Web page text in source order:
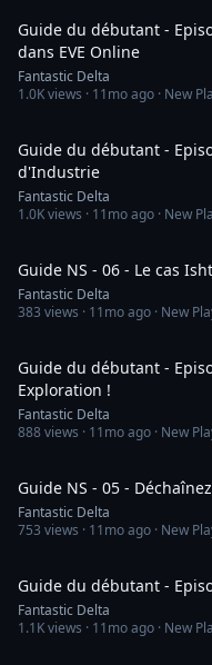
Guide du débutant -
dans EVE Online
Fantastic Delta
1.0Kviews · 11mo ago · New
Guide du débutant -
d'Industrie
Fantastic Delta
1.0Kviews · 11mo ago · New
Guide NS - 06 - Le cas
Fantastic Delta
383 views · 11mo ago · New
Guide du débutant -
Exploration !
Fantastic Delta
888views · 11mo ago · New
Guide NS - 05 -
Fantastic Delta
753 views · 11mo ago · New
Guide du débutant -
Fantastic Delta
1.1Kviews · 11mo ago · New